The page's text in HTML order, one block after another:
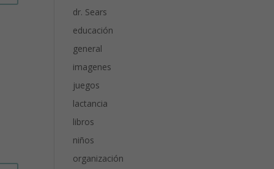
dr. Sears
educación
general
imagenes
juegos
lactancia
libros
niños
organización